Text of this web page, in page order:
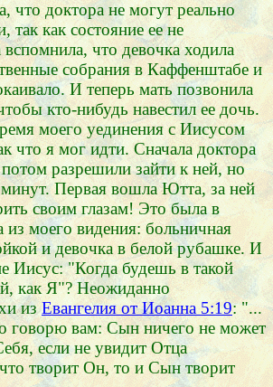
что доктора не могут реально
так как состояние ее не
что девочка ходила
собрания в Каффенштабе и
И теперь мать позвонила
кто-нибудь навестил ее дочь.
моего уединения с Иисусом
что я мог идти. Сначала доктора
разрешили зайти к ней, но
минут. Первая вошла Ютта, за ней
своим глазам! Это была в
из моего видения: больничная
и девочка в белой рубашке. И
Иисус: "Когда будешь в такой
как Я"? Неожиданно
изЕвангелия от Иоанна 5:19: "...
говорю вам: Сын ничего не может
если не увидит Отца
творит Он, то и Сын творит